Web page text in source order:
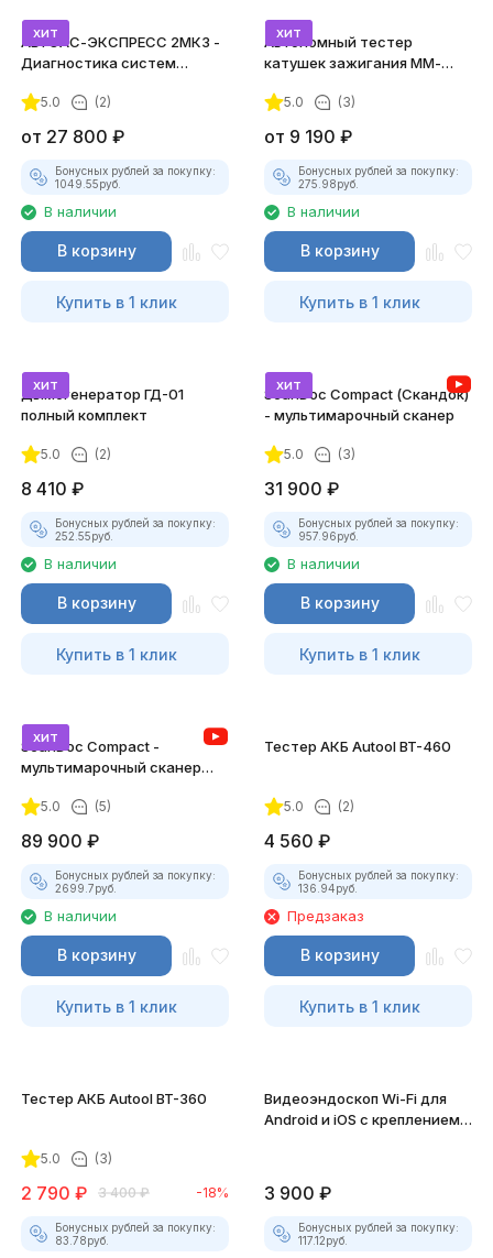
хит
АВТОАС-ЭКСПРЕСС 2МК3 -
Диагностика систем
5.0 (2)
от 27 800 ₽
Бонусных рублей за покупку:
1049.55руб.
В наличии
В корзину
Купить в 1 клик
хит
Автономный тестер
катушек зажигания ММ-
комплект)
5.0 (3)
от 9 190 ₽
Бонусных рублей за покупку:
275.98руб.
В наличии
В корзину
Купить в 1 клик
хит
Дымогенератор ГД-01
полный комплект
5.0 (2)
8 410 ₽
Бонусных рублей за покупку:
252.55руб.
В наличии
В корзину
Купить в 1 клик
хит
ScanDoc Compact (Скандок)
- мультимарочный сканер
5.0 (3)
31 900 ₽
Бонусных рублей за покупку:
957.96руб.
В наличии
В корзину
Купить в 1 клик
хит
ScanDoc Compact -
мультимарочный сканер
5.0 (5)
89 900 ₽
Бонусных рублей за покупку:
2699.7руб.
В наличии
В корзину
Купить в 1 клик
Тестер АКБ Autool BT-460
5.0 (2)
4 560 ₽
Бонусных рублей за покупку:
136.94руб.
Предзаказ
В корзину
Купить в 1 клик
Тестер АКБ Autool BT-360
5.0 (3)
2 790 ₽ 3 400 ₽ -18%
Бонусных рублей за покупку:
83.78руб.
Видеоэндоскоп Wi-Fi для
Android и iOS с креплением
3 900 ₽
Бонусных рублей за покупку:
117.12руб.